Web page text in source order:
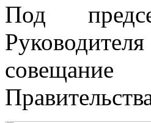
Под
совещание